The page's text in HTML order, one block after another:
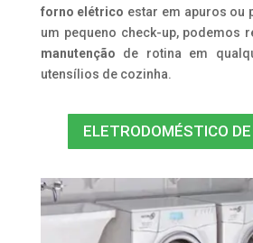
forno elétrico estar em apuros ou
um pequeno check-up, podemos
manutenção de rotina em
utensílios de cozinha.
ELETRODOMÉSTICO